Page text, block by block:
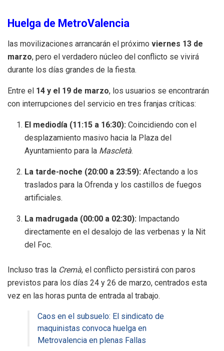
Huelga de MetroValencia
las movilizaciones arrancarán el próximo viernes 13 de
marzo, pero el verdadero núcleo del conflicto se vivirá
durante los días grandes de la fiesta.
Entre el 14 y el 19 de marzo, los usuarios se encontrarán
con interrupciones del servicio en tres franjas críticas:
El mediodía (11:15 a 16:30): Coincidiendo con el
desplazamiento masivo hacia la Plaza del
Ayuntamiento para la Mascletà.
La tarde-noche (20:00 a 23:59): Afectando a los
traslados para la Ofrenda y los castillos de fuegos
artificiales.
La madrugada (00:00 a 02:30): Impactando
directamente en el desalojo de las verbenas y la Nit
del Foc.
Incluso tras la Cremà, el conflicto persistirá con paros
previstos para los días 24 y 26 de marzo, centrados esta
vez en las horas punta de entrada al trabajo.
Caos en el subsuelo: El sindicato de
maquinistas convoca huelga en
Metrovalencia en plenas Fallas